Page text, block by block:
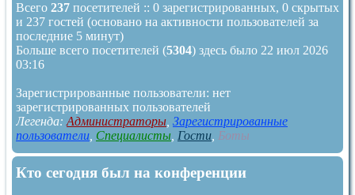
Всего 237 посетителей :: 0 зарегистрированных, 0 скрытых
и 237 гостей (основано на активности пользователей за
последние 5 минут)
Больше всего посетителей (5304) здесь было 22 июл 2026
03:16
Зарегистрированные пользователи: нет
зарегистрированных пользователей
Легенда: Администраторы Зарегистрированные
пользователи Специалисты Гости Боты
Кто сегодня был на конференции